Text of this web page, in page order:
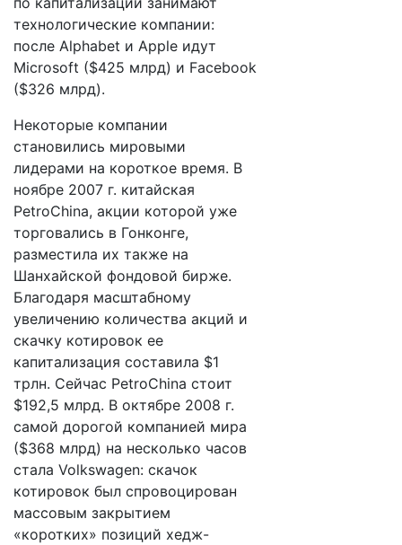
технологические компании:
после Alphabet и Apple идут
Microsoft ($425 млрд) и Facebook
($326 млрд).
Некоторые компании
становились мировыми
лидерами на короткое время. В
ноябре 2007 г. китайская
PetroChina, акции которой уже
торговались в Гонконге,
разместила их также на
Шанхайской фондовой бирже.
Благодаря масштабному
увеличению количества акций и
скачку котировок ее
капитализация составила $1
трлн. Сейчас PetroChina стоит
$192,5 млрд. В октябре 2008 г.
самой дорогой компанией мира
($368 млрд) на несколько часов
стала Volkswagen: скачок
котировок был спровоцирован
массовым закрытием
«коротких» позиций хедж-